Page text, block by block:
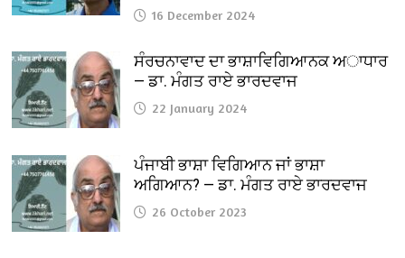
16 December 2024
ਸੰਰਚਨਾਵਾਦ ਦਾ ਭਾਸ਼ਾਵਿਗਿਆਨਕ ਅਾਧਾਰ
— ਡਾ. ਮੰਗਤ ਰਾਏ ਭਾਰਦਵਾਜ
22 January 2024
ਪੰਜਾਬੀ ਭਾਸ਼ਾ ਵਿਗਿਆਨ ਜਾਂ ਭਾਸ਼ਾ
ਅਗਿਆਨ? — ਡਾ. ਮੰਗਤ ਰਾਏ ਭਾਰਦਵਾਜ
26 October 2023